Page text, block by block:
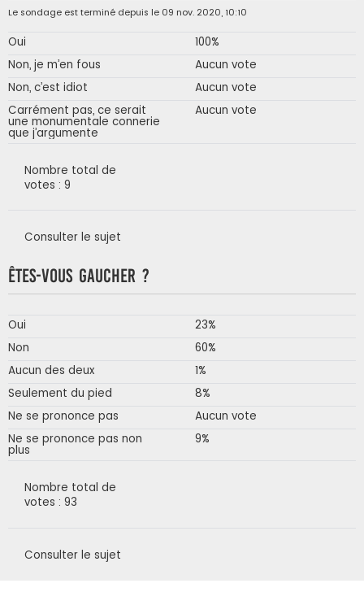
Le sondage est terminé depuis le 09 nov. 2020, 10:10
Oui
100%
Non, je m’en fous
Aucun vote
Non, c’est idiot
Aucun vote
Carrément pas, ce serait
une monumentale connerie
que j’argumente
Aucun vote
Nombre total de
votes : 9
Consulter le sujet
Êtes-vous gaucher ?
Oui
23%
Non
60%
Aucun des deux
1%
Seulement du pied
8%
Ne se prononce pas
Aucun vote
Ne se prononce pas non
plus
9%
Nombre total de
votes : 93
Consulter le sujet